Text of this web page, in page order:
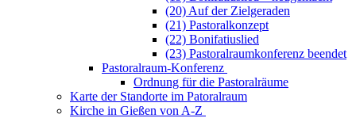
(20) Auf der Zielgeraden
(21) Pastoralkonzept
(22) Bonifatiuslied
(23) Pastoralraumkonferenz beendet
Pastoralraum-Konferenz
Ordnung für die Pastoralräume
Karte der Standorte im Patoralraum
Kirche in Gießen von A-Z